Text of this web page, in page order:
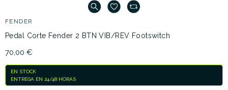
FENDER
Pedal Corte Fender 2 BTN VIB/REV Footswitch
70,00 €
EN STOCK
ENTREGA EN 24/48 HORAS